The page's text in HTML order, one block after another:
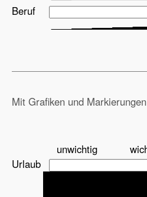
Beruf
Mit Grafiken und
unwichtig
Urlaub